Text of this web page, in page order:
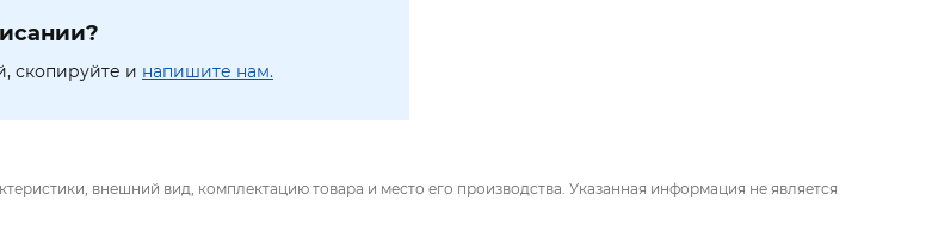
скопируйте и напишите нам.
внешний вид, комплектацию товара и место его производства. Указанная информация не является